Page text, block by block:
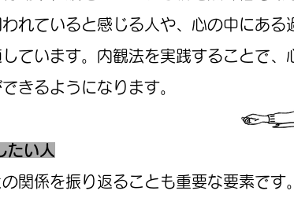
れていると感じる人や、心の中にある
ています。内観法を実践することで、
きるようになります。
たい人
関係を振り返ることも重要な要素です